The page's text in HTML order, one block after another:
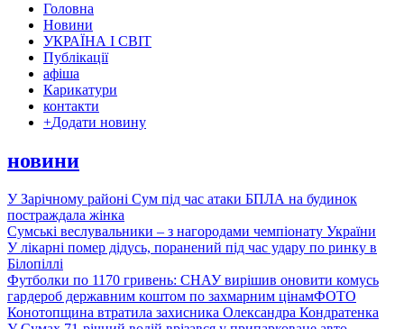
Головна
Новини
УКРАЇНА І СВІТ
Публікації
афіша
Карикатури
контакти
+Додати новину
новини
У Зарічному районі Сум під час атаки БПЛА на будинок
постраждала жінка
Сумські веслувальники – з нагородами чемпіонату України
У лікарні помер дідусь, поранений під час удару по ринку в
Білопіллі
Футболки по 1170 гривень: СНАУ вирішив оновити комусь
гардероб державним коштом по захмарним цінамФОТО
Конотопщина втратила захисника Олександра Кондратенка